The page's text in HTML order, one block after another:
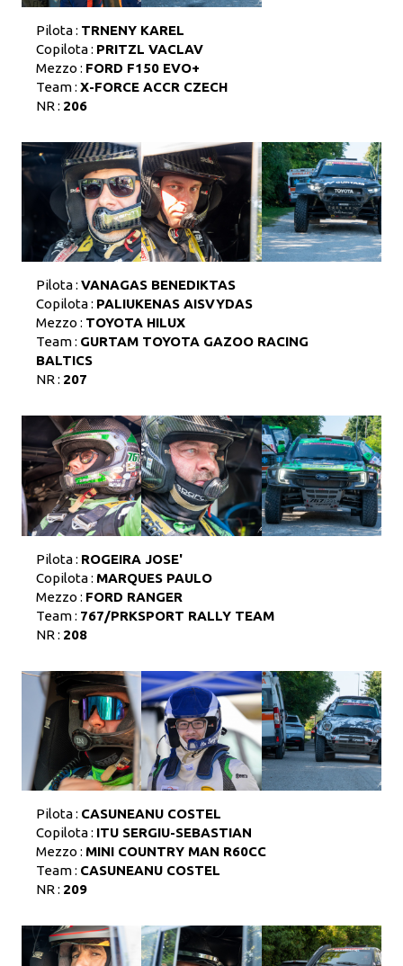
Pilota : TRNENY KAREL
Copilota : PRITZL VACLAV
Mezzo : FORD F150 EVO+
Team : X-FORCE ACCR CZECH
NR : 206
Pilota : VANAGAS BENEDIKTAS
Copilota : PALIUKENAS AISVYDAS
Mezzo : TOYOTA HILUX
Team : GURTAM TOYOTA GAZOO RACING
BALTICS
NR : 207
Pilota : ROGEIRA JOSE'
Copilota : MARQUES PAULO
Mezzo : FORD RANGER
Team : 767/PRKSPORT RALLY TEAM
NR : 208
Pilota : CASUNEANU COSTEL
Copilota : ITU SERGIU-SEBASTIAN
Mezzo : MINI COUNTRY MAN R60CC
Team : CASUNEANU COSTEL
NR : 209